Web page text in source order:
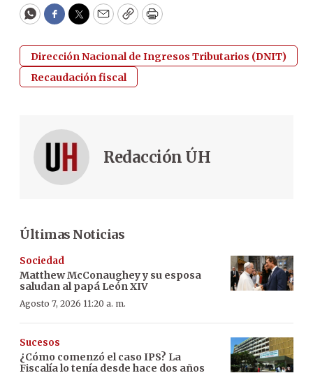
WhatsApp
Facebook
Twitter
EmailCopyPrint
Dirección Nacional de Ingresos Tributarios (DNIT)
Recaudación fiscal
Redacción ÚH
Últimas Noticias
Sociedad
Matthew McConaughey y su esposa
saludan al papá León XIV
Agosto 7, 2026 11:20 a. m.
Sucesos
¿Cómo comenzó el caso IPS? La
Fiscalía lo tenía desde hace dos años